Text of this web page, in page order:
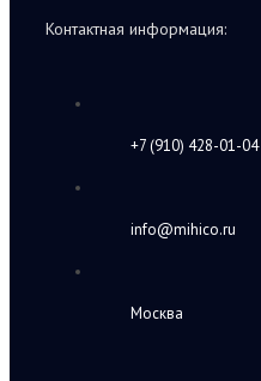
Контактная информация:
+7 (910) 428-01-04
info@mihico.ru
Москва